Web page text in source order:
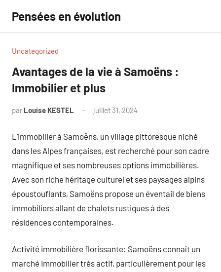
contenu
Pensées en évolution
Uncategorized
Avantages de la vie à Samoëns :
Immobilier et plus
par Louise KESTEL juillet 31, 2024
L’immobilier à Samoëns, un village pittoresque niché
dans les Alpes françaises, est recherché pour son cadre
magnifique et ses nombreuses options immobilières.
Avec son riche héritage culturel et ses paysages alpins
époustouflants, Samoëns propose un éventail de biens
immobiliers allant de chalets rustiques à des
résidences contemporaines.
Activité immobilière florissante: Samoëns connaît un
marché immobilier très actif, particulièrement pour les